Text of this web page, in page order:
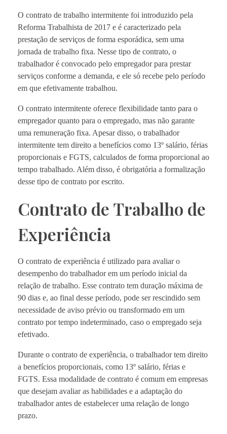
O contrato de trabalho intermitente foi introduzido pela
Reforma Trabalhista de 2017 e é caracterizado pela
prestação de serviços de forma esporádica, sem uma
jornada de trabalho fixa. Nesse tipo de contrato, o
trabalhador é convocado pelo empregador para prestar
serviços conforme a demanda, e ele só recebe pelo período
em que efetivamente trabalhou.
O contrato intermitente oferece flexibilidade tanto para o
empregador quanto para o empregado, mas não garante
uma remuneração fixa. Apesar disso, o trabalhador
intermitente tem direito a benefícios como 13º salário, férias
proporcionais e FGTS, calculados de forma proporcional ao
tempo trabalhado. Além disso, é obrigatória a formalização
desse tipo de contrato por escrito.
Contrato de Trabalho de
Experiência
O contrato de experiência é utilizado para avaliar o
desempenho do trabalhador em um período inicial da
relação de trabalho. Esse contrato tem duração máxima de
90 dias e, ao final desse período, pode ser rescindido sem
necessidade de aviso prévio ou transformado em um
contrato por tempo indeterminado, caso o empregado seja
efetivado.
Durante o contrato de experiência, o trabalhador tem direito
a benefícios proporcionais, como 13º salário, férias e
FGTS. Essa modalidade de contrato é comum em empresas
que desejam avaliar as habilidades e a adaptação do
trabalhador antes de estabelecer uma relação de longo
prazo.